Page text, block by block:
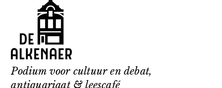
content
Podium voor cultuur en debat,
antiquariaat & leescafé